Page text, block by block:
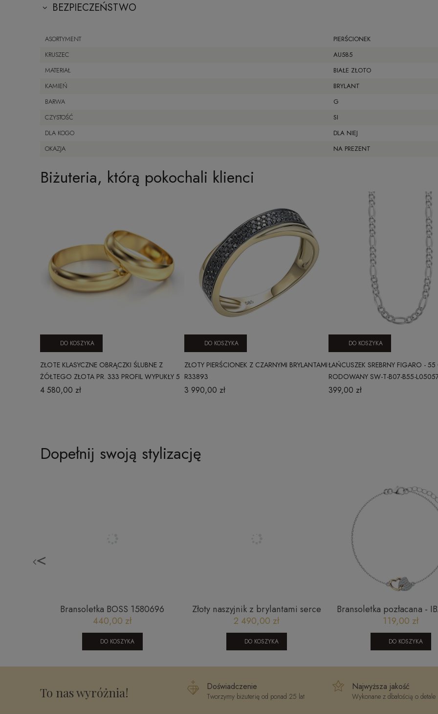
BEZPIECZEŃSTWO
ASORTYMENT
PIERŚCIONEK
KRUSZEC
AU585
MATERIAŁ
BIAŁE ZŁOTO
KAMIEŃ
BRYLANT
BARWA
G
CZYSTOŚĆ
SI
DLA KOGO
DLA NIEJ
OKAZJA
NA PREZENT
Biżuteria, którą pokochali klienci
ZŁOTE KLASYCZNE OBRĄCZKI ŚLUBNE Z
ŻÓŁTEGO ZŁOTA PR. 333 PROFIL WYPUKŁY 5
MM
4 580,00 zł
DO KOSZYKA
ZŁOTY PIERŚCIONEK Z CZARNYMI BRYLANTAMI
R33893
3 990,00 zł
DO KOSZYKA
ŁAŃCUSZEK SREBRNY FIGARO -
RODOWANY SW-T-B07-B55-
399,00 zł
DO KOSZYKA
Dopełnij swoją stylizację
<
Bransoletka BOSS 1580696
440,00 zł
DO KOSZYKA
Złoty naszyjnik z brylantami serce
JN0132K W Classic diamonds
2 490,00 zł
DO KOSZYKA
Bransoletka pozłacana -
119,00 zł
DO KOSZYKA
To nas wyróżnia! Doświadczenie
Tworzymy biżuterię od ponad 25 lat
Najwyższa jakość
Wykonane z dbałością o detale